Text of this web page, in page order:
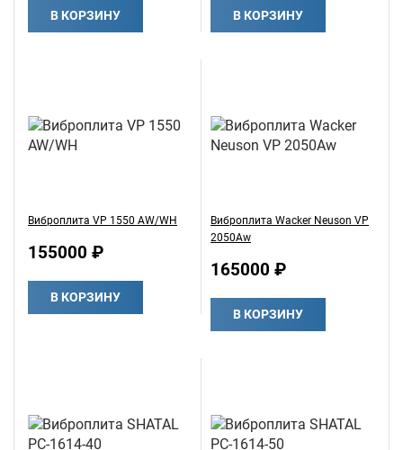
В КОРЗИНУ В КОРЗИНУ
Виброплита VP 1550 AW/WH
155000 ₽
В КОРЗИНУ
Виброплита Wacker Neuson VP
2050Aw
165000 ₽
В КОРЗИНУ